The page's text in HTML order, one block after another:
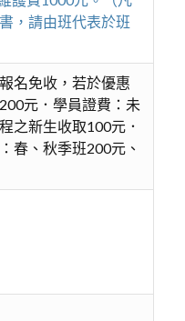
，請由班代表於班
名免收，若於優惠
元．學員證費：未
之新生收取100元．
春、秋季班200元、